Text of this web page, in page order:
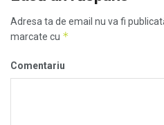
Adresa ta de email nu va fi
marcate cu *
Comentariu